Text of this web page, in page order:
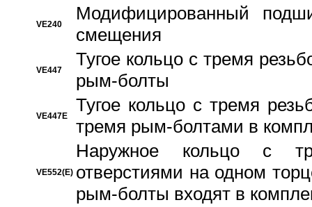
VE240
Модифицированный
смещения
VE447
Тугое кольцо с тремя
рым-болты
VE447E
Тугое кольцо с тремя
тремя рым-болтами в
VE552(E)
Наружное кольцо с
отверстиями на одном
рым-болты входят в